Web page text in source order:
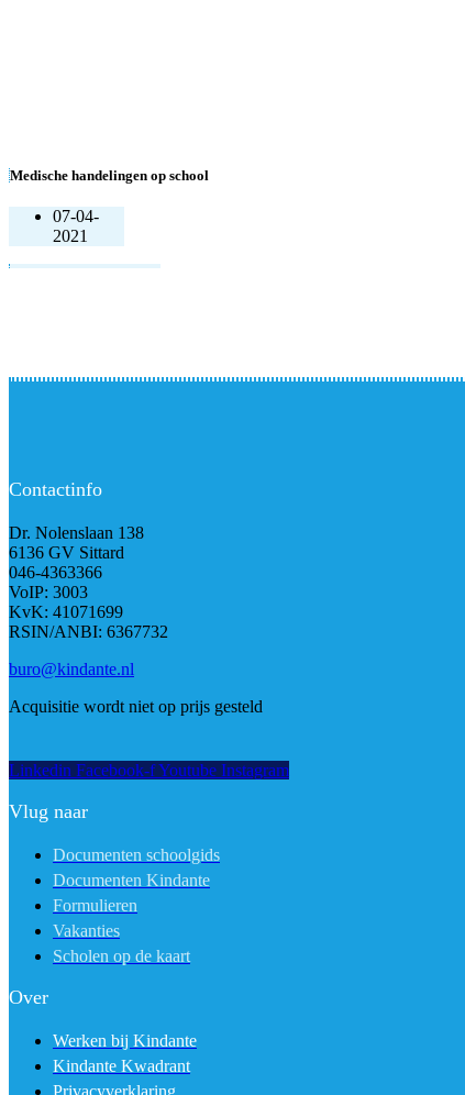
Medische handelingen op school
07-04-
2021
Contactinfo
Dr. Nolenslaan 138
6136 GV Sittard
046-4363366
VoIP: 3003
KvK: 41071699
RSIN/ANBI: 6367732
buro@kindante.nl
Acquisitie wordt niet op prijs gesteld
Linkedin Facebook-fYoutube Instagram
Vlug naar
Documenten schoolgids
Documenten Kindante
Formulieren
Vakanties
Scholen op de kaart
Over
Werken bij Kindante
Kindante Kwadrant
Privacyverklaring